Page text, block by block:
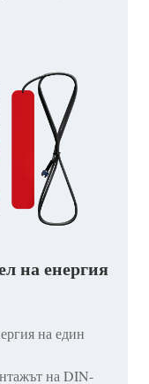
на енергия
на един
на DIN-